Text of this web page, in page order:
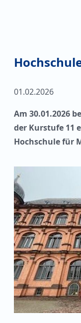
01.02.2026
Am 30.01.2026
der Kurstufe 11
Hochschule für